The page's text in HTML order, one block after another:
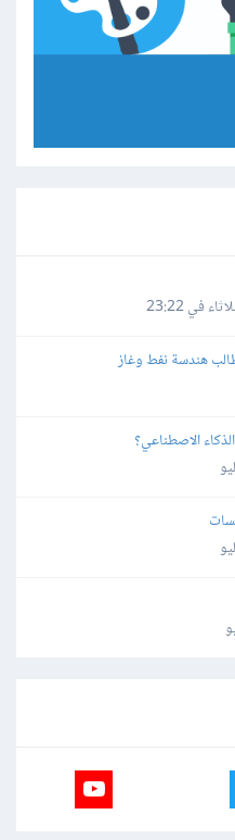
في 23:22
هندسة نفط وغاز
الاصطناعي؟